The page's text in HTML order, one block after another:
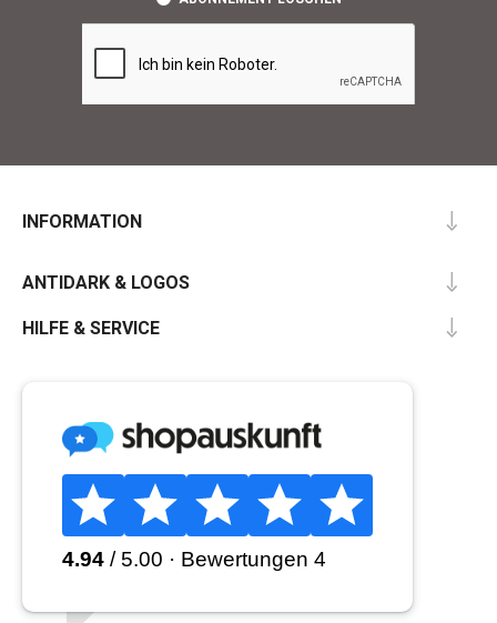
INFORMATION
ANTIDARK & LOGOS
HILFE & SERVICE